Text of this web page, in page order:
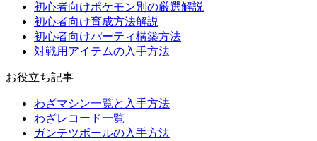
初心者向けポケモン別の厳選解説
初心者向け育成方法解説
初心者向けパーティ構築方法
対戦用アイテムの入手方法
お役立ち記事
わざマシン一覧と入手方法
わざレコード一覧
ガンテツボールの入手方法